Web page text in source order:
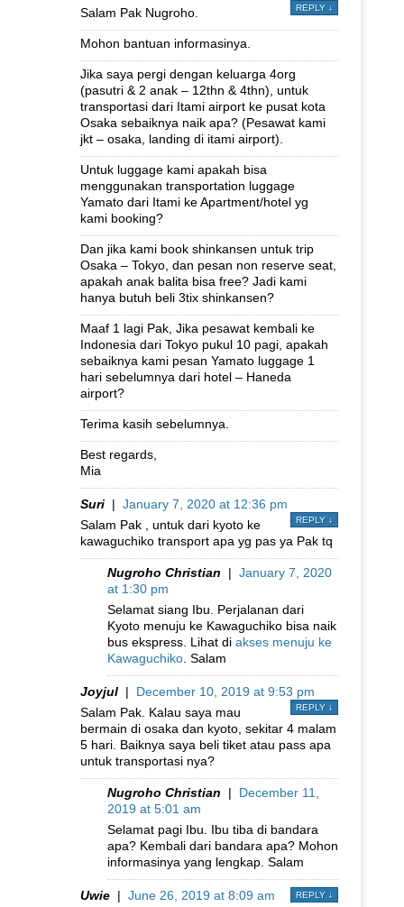
REPLY ↓
Salam Pak Nugroho.
Mohon bantuan informasinya.
Jika saya pergi dengan keluarga 4org
(pasutri & 2 anak – 12thn & 4thn), untuk
transportasi dari Itami airport ke pusat kota
Osaka sebaiknya naik apa? (Pesawat kami
jkt – osaka, landing di itami airport).
Untuk luggage kami apakah bisa
menggunakan transportation luggage
Yamato dari Itami ke Apartment/hotel yg
kami booking?
Dan jika kami book shinkansen untuk trip
Osaka – Tokyo, dan pesan non reserve seat,
apakah anak balita bisa free? Jadi kami
hanya butuh beli 3tix shinkansen?
Maaf 1 lagi Pak, Jika pesawat kembali ke
Indonesia dari Tokyo pukul 10 pagi, apakah
sebaiknya kami pesan Yamato luggage 1
hari sebelumnya dari hotel – Haneda
airport?
Terima kasih sebelumnya.
Best regards,
Mia
Suri | January 7, 2020 at 12:36 pm
REPLY ↓
Salam Pak , untuk dari kyoto ke
kawaguchiko transport apa yg pas ya Pak tq
Nugroho Christian | January 7, 2020
at 1:30 pm
Selamat siang Ibu. Perjalanan dari
Kyoto menuju ke Kawaguchiko bisa naik
bus ekspress. Lihat di akses menuju ke
Kawaguchiko . Salam
Joyjul | December 10, 2019 at 9:53 pm
REPLY ↓
Salam Pak. Kalau saya mau
bermain di osaka dan kyoto, sekitar 4 malam
5 hari. Baiknya saya beli tiket atau pass apa
untuk transportasi nya?
Nugroho Christian | December 11,
2019 at 5:01 am
Selamat pagi Ibu. Ibu tiba di bandara
apa? Kembali dari bandara apa? Mohon
informasinya yang lengkap. Salam
Uwie | June 26, 2019 at 8:09 am REPLY ↓